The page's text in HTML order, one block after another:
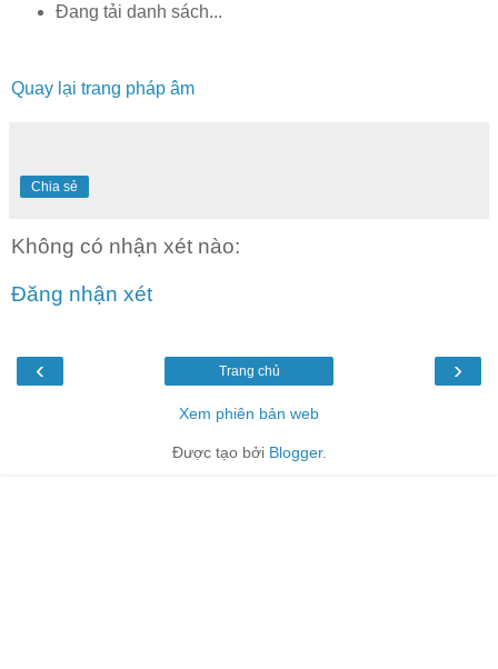
Đang tải danh sách...
Quay lại trang pháp âm
Chia sẻ
Không có nhận xét nào:
Đăng nhận xét
‹ ›
Trang chủ
Xem phiên bản web
Được tạo bởi Blogger.